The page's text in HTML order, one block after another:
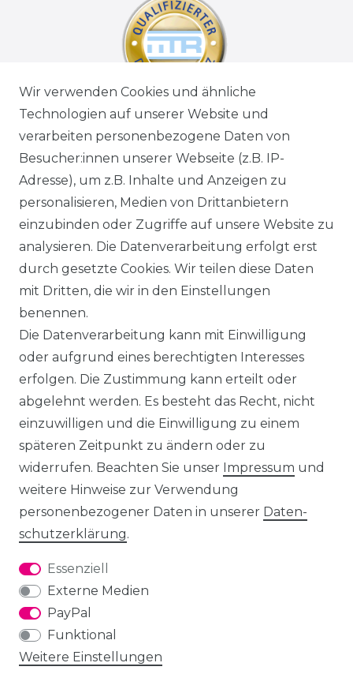
Wir verwenden Cookies und ähnliche
Technologien auf unserer Website und
verarbeiten personenbezogene Daten von
Besucher:innen unserer Webseite (z.B. IP-
Adresse), um z.B. Inhalte und Anzeigen zu
personalisieren, Medien von Drittanbietern
einzubinden oder Zugriffe auf unsere Website zu
analysieren. Die Datenverarbeitung erfolgt erst
durch gesetzte Cookies. Wir teilen diese Daten
mit Dritten, die wir in den Einstellungen
benennen.
Die Datenverarbeitung kann mit Einwilligung
oder aufgrund eines berechtigten Interesses
erfolgen. Die Zustimmung kann erteilt oder
abgelehnt werden. Es besteht das Recht, nicht
einzuwilligen und die Einwilligung zu einem
späteren Zeitpunkt zu ändern oder zu
widerrufen. Beachten Sie unser Impressum und
weitere Hinweise zur Verwendung
personenbezogener Daten in unserer Daten­
schutz­erklärung.
Essenziell
Externe Medien
PayPal
Funktional
Weitere Einstellungen